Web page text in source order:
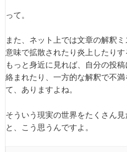
って。
また、ネット上では文章の解釈
意味で拡散されたり炎上したりす
もっと身近に見れば、自分の投
絡まれたり、一方的な解釈で不
て、ありますよね。
そういう現実の世界をたくさん
と、こう思うんですよ。